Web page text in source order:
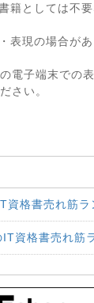
籍としては不
表現の場合が
電子端末での
さい。
資格書売れ筋ラ
資格書売れ筋